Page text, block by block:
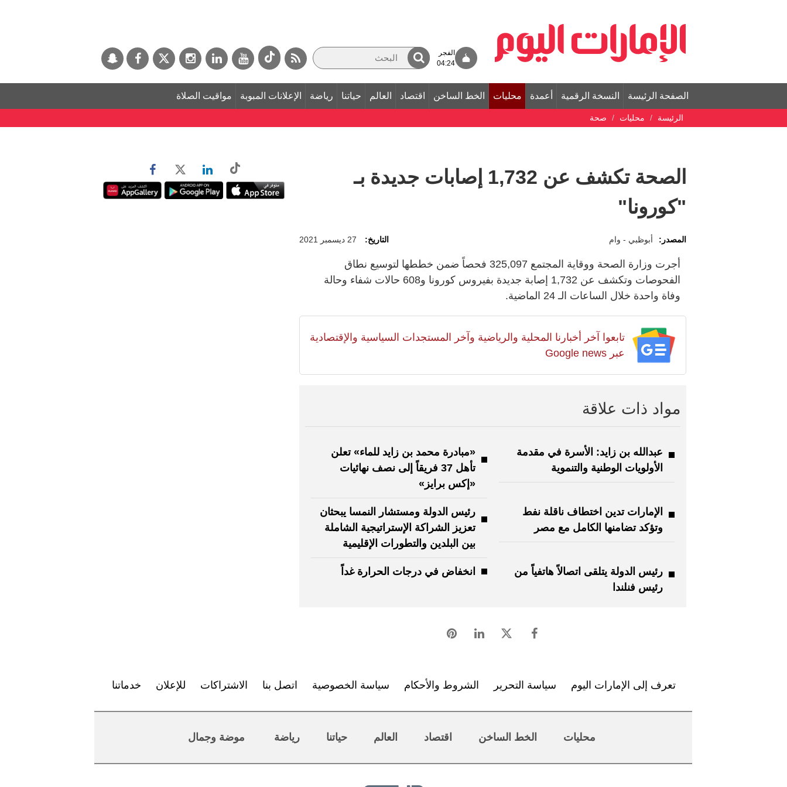
الفجر
04:24
الصفحة الرئيسة النسخة الرقمية أعمدة محليات الخط الساخن اقتصاد العالم حياتنا رياضة الإعلانات المبوبة مواقيت الصلاة
الرئيسة محليات صحة
الصحة تكشف عن 1,732 إصابات جديدة بـ
"كورونا"
المصدر: أبوظبي - وام التاريخ: 27 ديسمبر 2021
أجرت وزارة الصحة ووقاية المجتمع 325,097 فحصاً ضمن خططها لتوسيع نطاق
الفحوصات وتكشف عن 1,732 إصابة جديدة بفيروس كورونا و608 حالات شفاء وحالة
وفاة واحدة خلال الساعات الـ 24 الماضية.
تابعوا آخر أخبارنا المحلية والرياضية وآخر المستجدات السياسية والإقتصادية
عبر Google news
مواد ذات علاقة
عبدالله بن زايد: الأسرة في مقدمة
الأولويات الوطنية والتنموية
«مبادرة محمد بن زايد للماء» تعلن
تأهل 37 فريقاً إلى نصف نهائيات
«إكس برايز»
الإمارات تدين اختطاف ناقلة نفط
وتؤكد تضامنها الكامل مع مصر
رئيس الدولة ومستشار النمسا يبحثان
تعزيز الشراكة الإستراتيجية الشاملة
بين البلدين والتطورات الإقليمية
رئيس الدولة يتلقى اتصالاً هاتفياً من
رئيس فنلندا
انخفاض في درجات الحرارة غداً
تعرف إلى الإمارات اليوم سياسة التحرير الشروط والأحكام سياسة الخصوصية اتصل بنا الاشتراكات للإعلان خدماتنا
محليات الخط الساخن اقتصاد العالم حياتنا رياضة موضة وجمال